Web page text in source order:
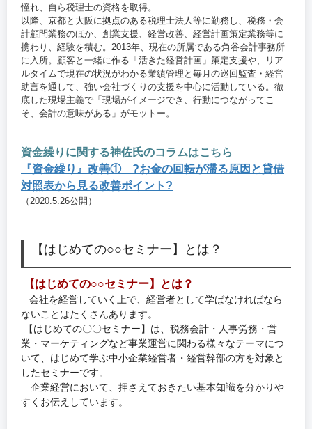
憧れ、自ら税理士の資格を取得。
以降、京都と大阪に拠点のある税理士法人等に勤務し、税務・会
計顧問業務のほか、創業支援、経営改善、経営計画策定業務等に
携わり、経験を積む。2013年、現在の所属である角谷会計事務所
に入所。顧客と一緒に作る「活きた経営計画」策定支援や、リア
ルタイムで現在の状況がわかる業績管理と毎月の巡回監査・経営
助言を通して、強い会社づくりの支援を中心に活動している。徹
底した現場主義で「現場がイメージでき、行動につながってこ
そ、会計の意味がある」がモットー。
資金繰りに関する神佐氏のコラムはこちら
『資金繰り』改善① ?お金の回転が滞る原因と貸借
対照表から見る改善ポイント?
（2020.5.26公開）
【はじめての○○セミナー】とは？
【はじめての○○セミナー】とは？
会社を経営していく上で、経営者として学ばなければなら
ないことはたくさんあります。
【はじめての〇〇セミナー】は、税務会計・人事労務・営
業・マーケティングなど事業運営に関わる様々なテーマにつ
いて、はじめて学ぶ中小企業経営者・経営幹部の方を対象と
したセミナーです。
企業経営において、押さえておきたい基本知識を分かりや
すくお伝えしています。